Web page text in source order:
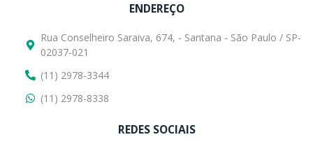
ENDEREÇO
Rua Conselheiro Saraiva, 674, - Santana - São Paulo / SP-
02037-021
(11) 2978-3344
(11) 2978-8338
REDES SOCIAIS